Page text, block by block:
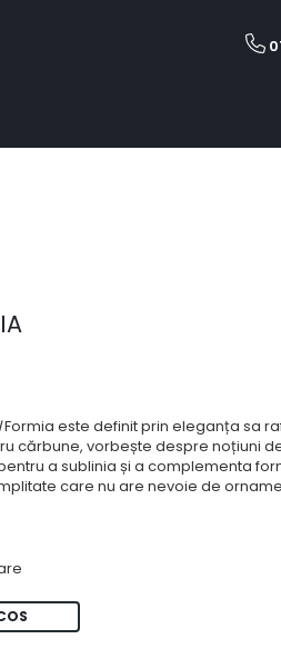
Formia este definit prin eleganța sa
cărbune, vorbește despre noțiuni
a sublinia și a complementa
care nu are nevoie de